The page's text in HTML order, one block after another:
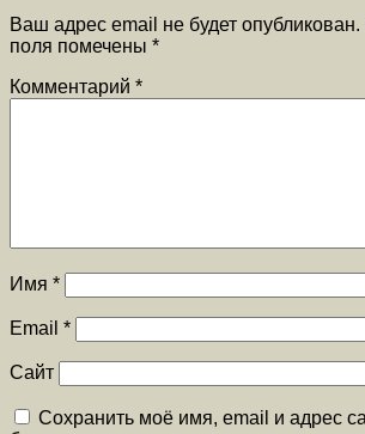
Ваш адрес email не будет опубликован.
поля помечены *
Комментарий *
Имя *
Email *
Сайт
Сохранить моё имя, email и адрес